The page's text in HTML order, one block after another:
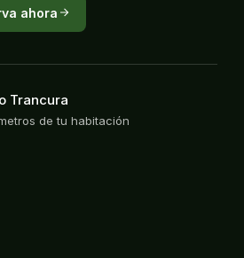
ahora
Trancura
de tu habitación